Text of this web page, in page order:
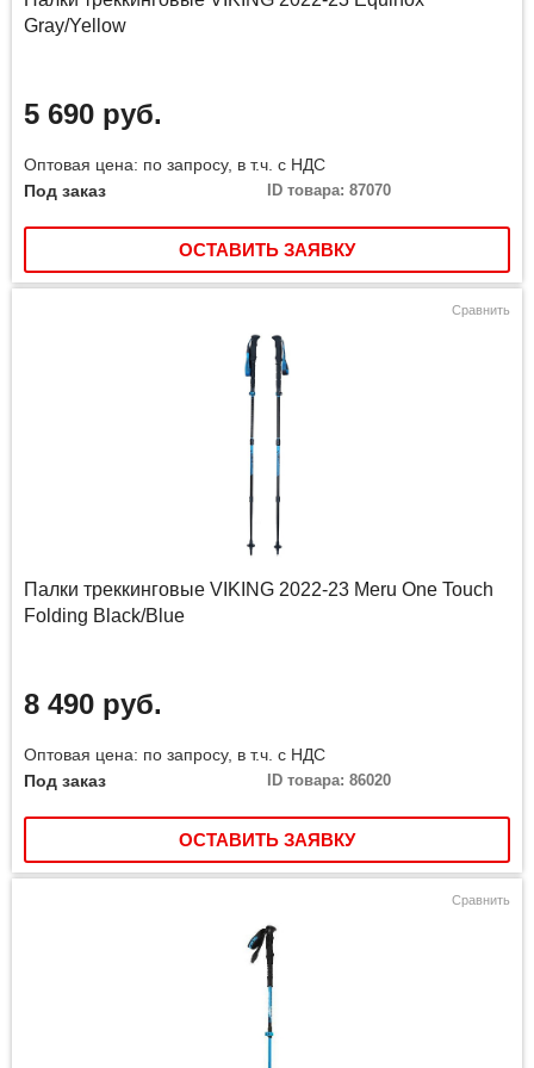
Gray/Yellow
5 690 руб.
Оптовая цена: по запросу, в т.ч. с НДС
Под заказ
ID товара: 87070
ОСТАВИТЬ ЗАЯВКУ
Сравнить
Палки треккинговые VIKING 2022-23 Meru One Touch
Folding Black/Blue
8 490 руб.
Оптовая цена: по запросу, в т.ч. с НДС
Под заказ
ID товара: 86020
ОСТАВИТЬ ЗАЯВКУ
Сравнить